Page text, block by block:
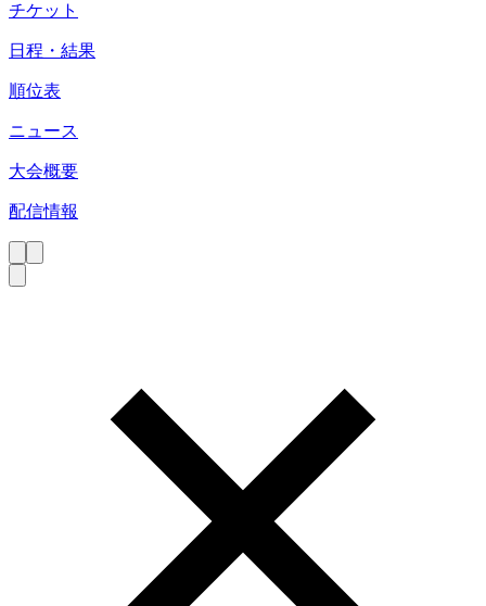
チケット
日程・結果
順位表
ニュース
大会概要
配信情報